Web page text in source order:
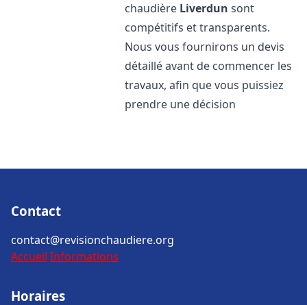
chaudière Liverdun sont
compétitifs et transparents.
Nous vous fournirons un devis
détaillé avant de commencer les
travaux, afin que vous puissiez
prendre une décision
Contact
contact@revisionchaudiere.org
Accueil Informations
Horaires